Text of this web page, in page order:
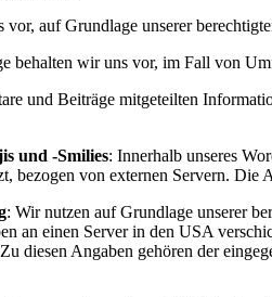
auf Grundlage unserer
behalten wir uns vor, im Fall von
und Beiträge mitgeteilten
und -Smilies: Innerhalb unseres
bezogen von externen Servern.
: Wir nutzen auf Grundlage unserer
an einen Server in den USA
diesen Angaben gehören der